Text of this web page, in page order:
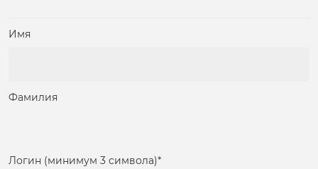
Имя
Фамилия
Логин (минимум 3 символа)*